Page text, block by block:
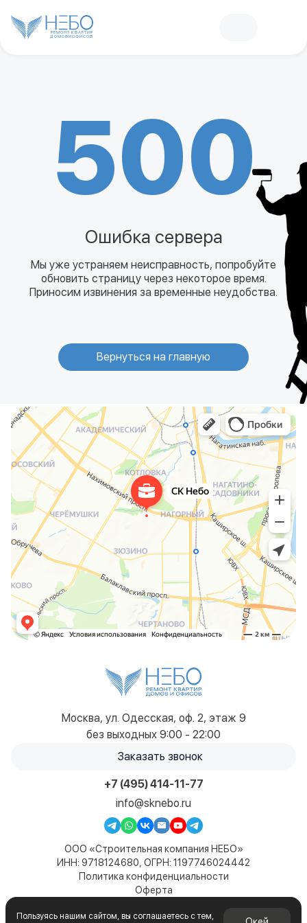
РЕМОНТ КВАРТИР
ДОМОВИОФИСОВ
500
Ошибка сервера
Мы уже устраняем неисправность, попробуйте
обновить страницу через некоторое время.
Приносим извинения за временные неудобства.
Вернуться на главную
Москва, ул. Одесская, оф. 2, этаж 9
без выходных 9:00 - 22:00
Заказать звонок
+7 (495) 414-11-77
info@sknebo.ru
ООО «Строительная компания НЕБО»
ИНН: 9718124680, ОГРН: 1197746024442
Политика конфиденциальности
Оферта
© 2019-2026. Все права защищены. Сайт не является
Пользуясь нашим сайтом, вы соглашаетесь с тем,